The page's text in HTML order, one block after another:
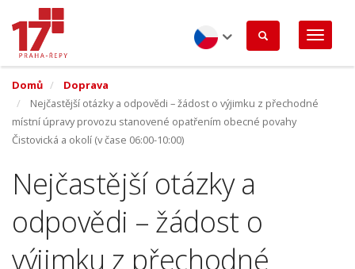
hlavnímu
obsahu
Czech
Domů
Doprava
Nejčastější otázky a odpovědi – žádost o výjimku z přechodné
místní úpravy provozu stanovené opatřením obecné povahy
Čistovická a okolí (v čase 06:00-10:00)
Nejčastější otázky a
odpovědi – žádost o
výjimku z přechodné